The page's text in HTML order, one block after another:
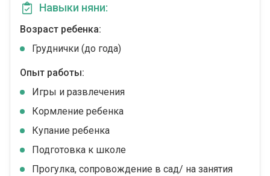
Навыки няни:
Возраст ребенка:
Груднички (до года)
Опыт работы:
Игры и развлечения
Кормление ребенка
Купание ребенка
Подготовка к школе
Прогулка, сопровождение в сад/ на занятия